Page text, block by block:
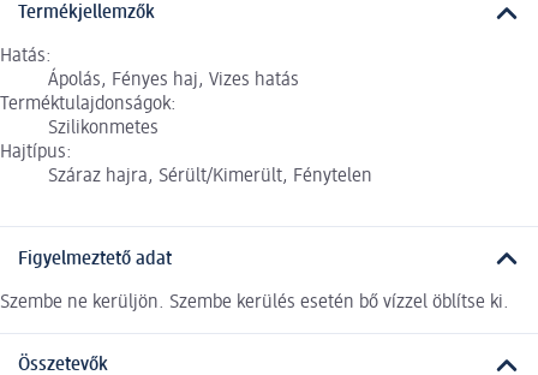
Termékjellemzők
Hatás:
Ápolás, Fényes haj, Vizes hatás
Terméktulajdonságok:
Szilikonmetes
Hajtípus:
Száraz hajra, Sérült/Kimerült, Fénytelen
Figyelmeztető adat
Szembe ne kerüljön. Szembe kerülés esetén bő vízzel öblítse ki.
Összetevők